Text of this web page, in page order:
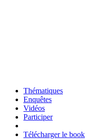
Thématiques
Enquêtes
Vidéos
Participer
Télécharger le book